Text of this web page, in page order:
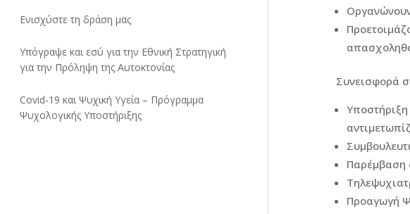
Ενισχύστε τη δράση μας
Υπόγραψε και εσύ για την Εθνική Στρατηγική
για την Πρόληψη της Αυτοκτονίας
Covid-19 και Ψυχική Υγεία – Πρόγραμμα
Ψυχολογικής Υποστήριξης
Συνεισφορά
Παρέμβαση
Προαγωγή